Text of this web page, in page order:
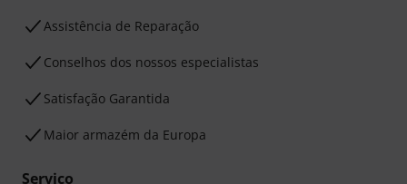
Assistência de Reparação
Conselhos dos nossos especialistas
Satisfação Garantida
Maior armazém da Europa
Serviço